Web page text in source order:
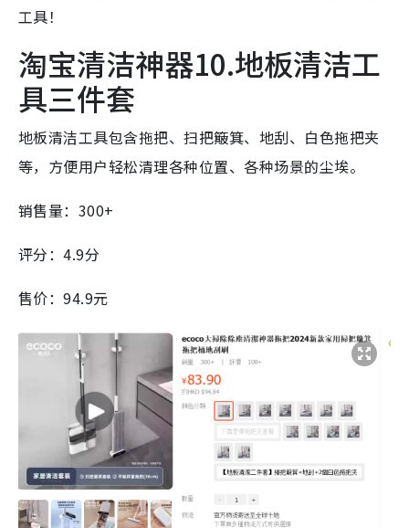
工具！
淘宝清洁神器10.地板清洁工
具三件套
地板清洁工具包含拖把、扫把簸箕、地刮、白色拖把夹
等，方便用户轻松清理各种位置、各种场景的尘埃。
销售量：300+
评分：4.9分
售价：94.9元